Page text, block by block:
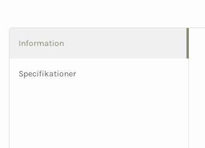
Information
Specifikationer